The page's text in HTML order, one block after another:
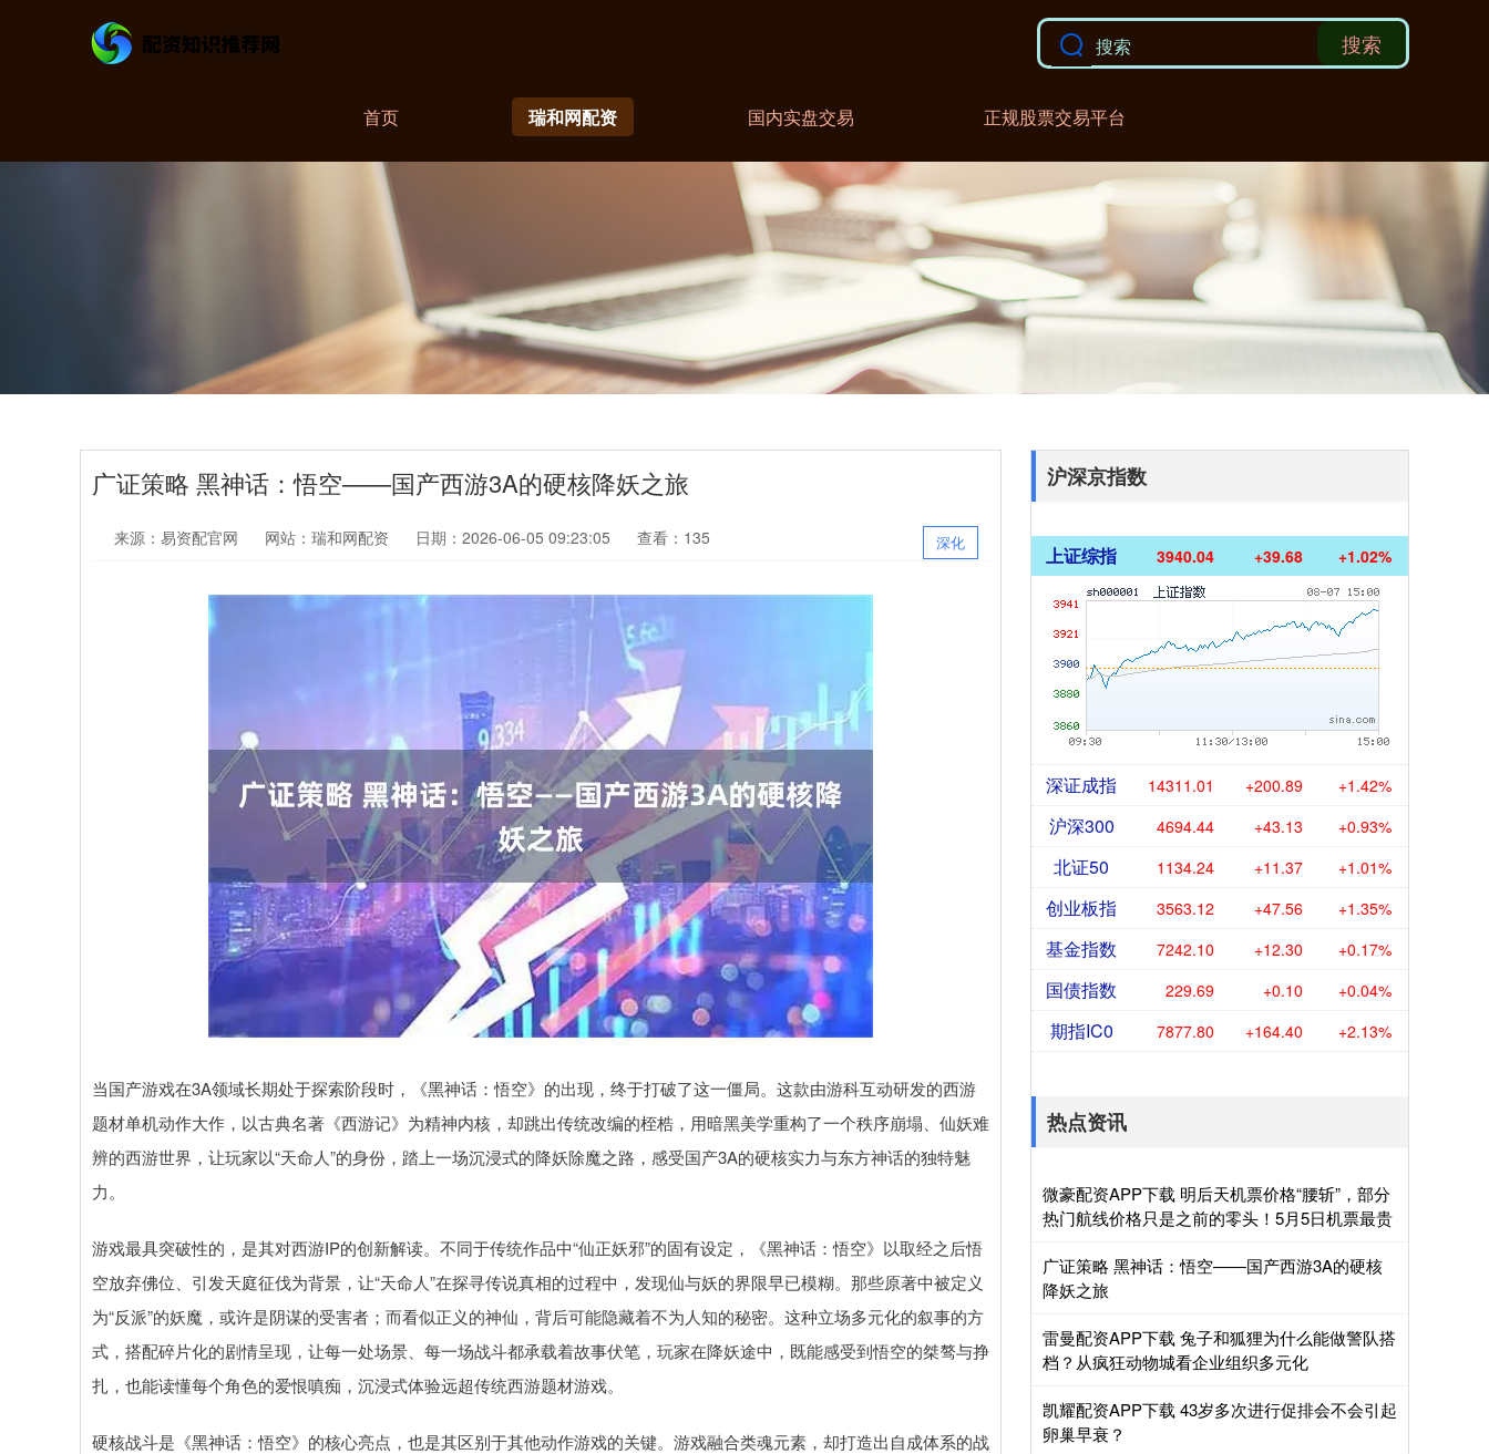
搜索
首页 瑞和网配资 国内实盘交易 正规股票交易平台
广证策略 黑神话：悟空——国产西游3A的硬核降妖之旅
深化
来源：易资配官网 网站：瑞和网配资 日期：2026-06-05 09:23:05 查看：135
当国产游戏在3A领域长期处于探索阶段时，《黑神话：悟空》的出现，终于打破了这一僵局。这款由游科互动研发的西游
题材单机动作大作，以古典名著《西游记》为精神内核，却跳出传统改编的桎梏，用暗黑美学重构了一个秩序崩塌、仙妖难
辨的西游世界，让玩家以“天命人”的身份，踏上一场沉浸式的降妖除魔之路，感受国产3A的硬核实力与东方神话的独特魅
力。
游戏最具突破性的，是其对西游IP的创新解读。不同于传统作品中“仙正妖邪”的固有设定，《黑神话：悟空》以取经之后悟
空放弃佛位、引发天庭征伐为背景，让“天命人”在探寻传说真相的过程中，发现仙与妖的界限早已模糊。那些原著中被定义
为“反派”的妖魔，或许是阴谋的受害者；而看似正义的神仙，背后可能隐藏着不为人知的秘密。这种立场多元化的叙事的方
式，搭配碎片化的剧情呈现，让每一处场景、每一场战斗都承载着故事伏笔，玩家在降妖途中，既能感受到悟空的桀骜与挣
扎，也能读懂每个角色的爱恨嗔痴，沉浸式体验远超传统西游题材游戏。
硬核战斗是《黑神话：悟空》的核心亮点，也是其区别于其他动作游戏的关键。游戏融合类魂元素，却打造出自成体系的战
沪深京指数
上证综指 3940.04 +39.68 +1.02%
深证成指 14311.01 +200.89 +1.42%
沪深300 4694.44 +43.13 +0.93%
北证50 1134.24 +11.37 +1.01%
创业板指 3563.12 +47.56 +1.35%
基金指数 7242.10 +12.30 +0.17%
国债指数 229.69 +0.10 +0.04%
期指IC0 7877.80 +164.40 +2.13%
热点资讯
微豪配资APP下载 明后天机票价格“腰斩”，部分
热门航线价格只是之前的零头！5月5日机票最贵
广证策略 黑神话：悟空——国产西游3A的硬核
降妖之旅
雷曼配资APP下载 兔子和狐狸为什么能做警队搭
档？从疯狂动物城看企业组织多元化
凯耀配资APP下载 43岁多次进行促排会不会引起
卵巢早衰？